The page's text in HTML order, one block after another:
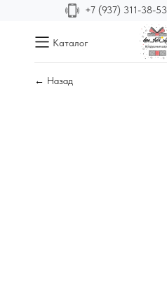
+7 (937) 311-38-53
Каталог
← Назад